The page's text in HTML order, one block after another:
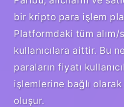
bir kripto para işlem
Platformdaki tüm alım/
kullanıcılara aittir. Bu
paraların fiyatı
işlemlerine bağlı
oluşur.